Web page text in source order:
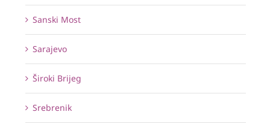
Sanski Most
Sarajevo
Široki Brijeg
Srebrenik